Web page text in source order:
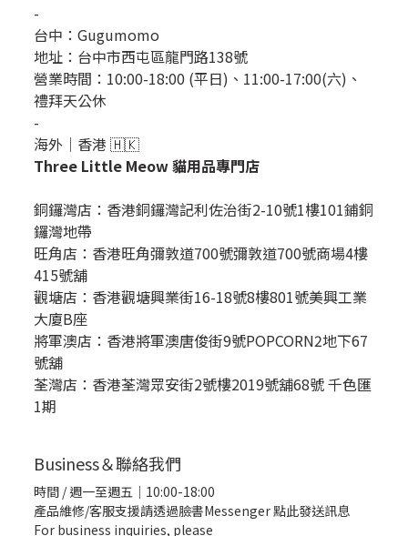
-
台中： Gugumomo
地址： 台中市西屯區龍門路138號
營業時間：10:00-18:00 (平日)、11:00-17:00(六)、
禮拜天公休
-
海外｜香港 🇭🇰
Three Little Meow 貓用品專門店
銅鑼灣店： 香港銅鑼灣記利佐治街2-10號1樓101鋪銅
鑼灣地帶
旺角店：香港旺角彌敦道700號彌敦道700號商場4樓
415號舖
觀塘店：香港觀塘興業街16-18號8樓801號美興工業
大廈B座
將軍澳店：香港將軍澳唐俊街9號POPCORN2地下67
號舖
荃灣店：香港荃灣眾安街2號樓2019號舖68號 千色匯
1期
Business＆聯絡我們
時間 / 週一至週五｜10:00-18:00
產品維修/客服支援請透過臉書Messenger點此發送訊息
For business inquiries, please